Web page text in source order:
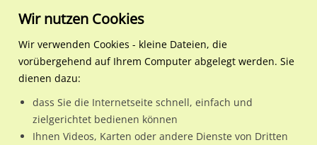
Regionale Plakatwerbung
Nordrhein-
Köln, Stadt
Poll-Vingster Str. 152-160
Poll-Vingster Str. 152-160
Wir nutzen Cookies
Wir verwenden Cookies - kleine Dateien, die
vorübergehend auf Ihrem Computer abgelegt werden. Sie
dienen dazu:
dass Sie die Internetseite schnell, einfach und
zielgerichtet bedienen können
Ihnen Videos, Karten oder andere Dienste von Dritten